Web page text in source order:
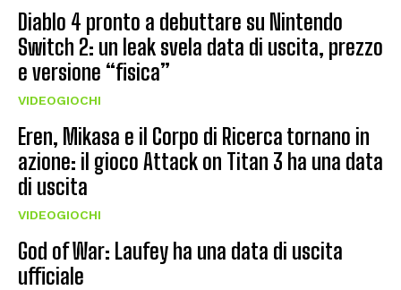
Diablo 4 pronto a debuttare su Nintendo
Switch 2: un leak svela data di uscita, prezzo
e versione “fisica”
VIDEOGIOCHI
Eren, Mikasa e il Corpo di Ricerca tornano in
azione: il gioco Attack on Titan 3 ha una data
di uscita
VIDEOGIOCHI
God of War: Laufey ha una data di uscita
ufficiale